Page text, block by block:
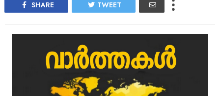
SHARE TWEET